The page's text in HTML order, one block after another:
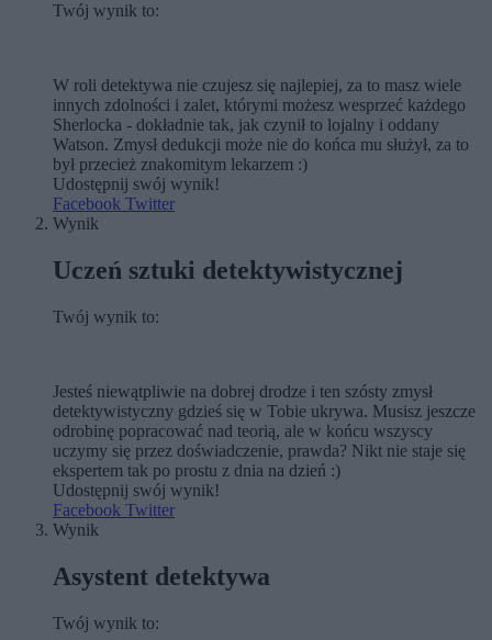
Twój wynik to:
W roli detektywa nie czujesz się najlepiej, za to masz wiele
innych zdolności i zalet, którymi możesz wesprzeć każdego
Sherlocka - dokładnie tak, jak czynił to lojalny i oddany
Watson. Zmysł dedukcji może nie do końca mu służył, za to
był przecież znakomitym lekarzem :)
Udostępnij swój wynik!
Facebook Twitter
Wynik
Uczeń sztuki detektywistycznej
Twój wynik to:
Jesteś niewątpliwie na dobrej drodze i ten szósty zmysł
detektywistyczny gdzieś się w Tobie ukrywa. Musisz jeszcze
odrobinę popracować nad teorią, ale w końcu wszyscy
uczymy się przez doświadczenie, prawda? Nikt nie staje się
ekspertem tak po prostu z dnia na dzień :)
Udostępnij swój wynik!
Facebook Twitter
Wynik
Asystent detektywa
Twój wynik to: